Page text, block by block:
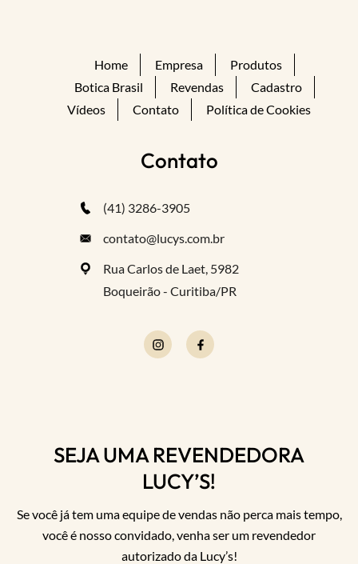
Home Empresa
Produtos
Botica Brasil
Revendas
Cadastro
Vídeos
Contato Política de Cookies
Contato
(41) 3286-3905
contato@lucys.com.br
Rua Carlos de Laet, 5982
Boqueirão - Curitiba/PR
SEJA UMA REVENDEDORA
LUCY’S!
Se você já tem uma equipe de vendas não perca mais tempo,
você é nosso convidado, venha ser um revendedor
autorizado da Lucy’s!